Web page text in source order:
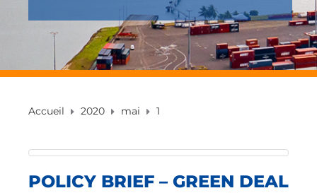
Accueil 2020 mai 1
POLICY BRIEF – GREEN DEAL